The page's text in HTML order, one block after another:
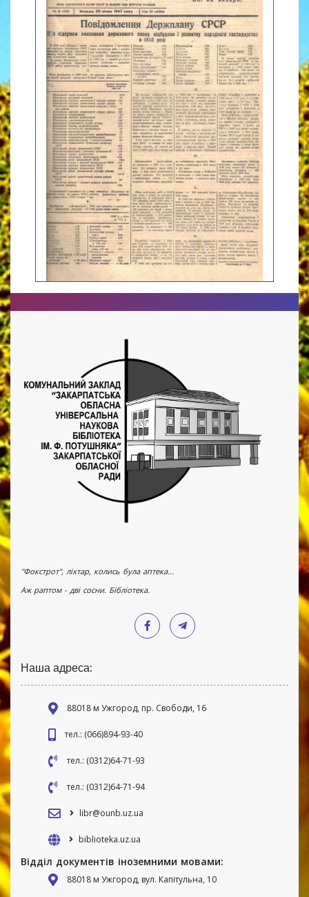
"Фокстрот", ліхтар, колись була аптека...
Аж раптом - дві сосни. Бібліотека.
Наша адреса:
88018 м Ужгород, пр. Свободи, 16
тел.: (066)894-93-40
тел.: (0312)64-71-93
тел.: (0312)64-71-94
libr@ounb.uz.ua
biblioteka.uz.ua
Відділ документів іноземними мовами:
88018 м Ужгород, вул. Капітульна, 10